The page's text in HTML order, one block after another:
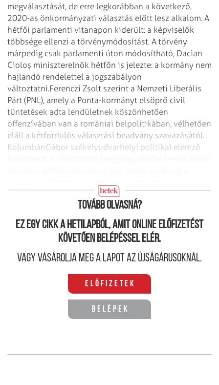
megválasztását, de erre legkorábban a következő,
2020-as önkormányzati választás előtt lesz alkalom. A
hétfői parlamenti vitanapon kiderült: a képviselők
többsége ellenzi a törvénymódosítást. A törvény
márpedig csak parlamenti úton módosítható, Dacian
Cioloș miniszterelnök hétfőn is jelezte: a kormány nem
hajlandó rendelettel a jogszabályon
változtatni.Ferenczi Zsolt szerint a Nemzeti Liberális
Párt (PNL), amely a Ponta-kormányt elsöprő civil
tüntetések adta lendületnek köszönhetően
offenzívában van a romániai belpolitikában, vélhetően
eláll a kétfordulós választási beadvány szavazásától.
KolumbánGábor székelyudvarhelyi politikai elemző
Tovább olvasná?
Ez egy cikk a hetilapból, amit online előfizetést
követően belépéssel elér.
Vagy vásárolja meg a lapot az újságárusoknál.
Előfizetek
Belépek